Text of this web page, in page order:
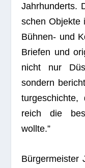
Jahr­hun­derts.
schen Objekte
Büh­nen- und
Brie­fen und
nicht nur
son­dern
reich die
wollte.”